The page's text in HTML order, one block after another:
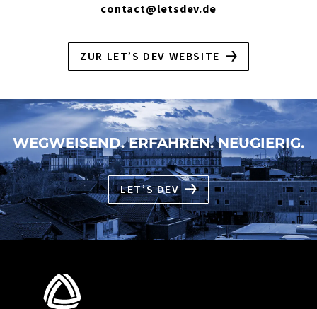
contact@letsdev.de
ZUR LET’S DEV WEBSITE
WEGWEISEND. ERFAHREN. NEUGIERIG.
LET’S DEV